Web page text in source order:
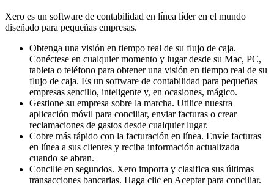
Xero es un software de contabilidad en línea líder en el mundo
diseñado para pequeñas empresas.
Obtenga una visión en tiempo real de su flujo de caja.
Conéctese en cualquier momento y lugar desde su Mac, PC,
tableta o teléfono para obtener una visión en tiempo real de su
flujo de caja. Es un software de contabilidad para pequeñas
empresas sencillo, inteligente y, en ocasiones, mágico.
Gestione su empresa sobre la marcha. Utilice nuestra
aplicación móvil para conciliar, enviar facturas o crear
reclamaciones de gastos desde cualquier lugar.
Cobre más rápido con la facturación en línea. Envíe facturas
en línea a sus clientes y reciba información actualizada
cuando se abran.
Concilie en segundos. Xero importa y clasifica sus últimas
transacciones bancarias. Haga clic en Aceptar para conciliar.